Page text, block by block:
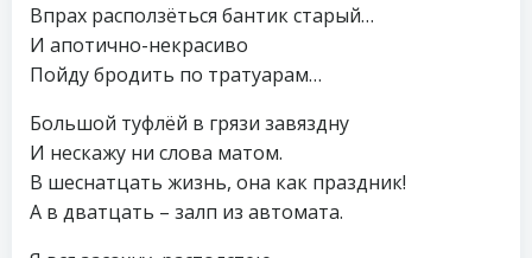
Впрах расползёться бантик старый…
И апотично-некрасиво
Пойду бродить по тратуарам…
Большой туфлёй в грязи завяздну
И нескажу ни слова матом.
В шеснатцать жизнь, она как праздник!
А в дватцать – залп из автомата.